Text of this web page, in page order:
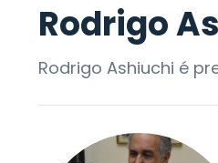
Rodrigo
Rodrigo Ashiuchi é